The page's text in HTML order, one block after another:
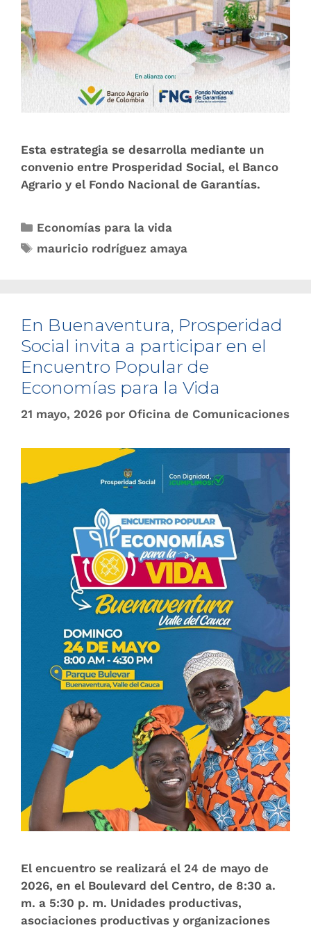
Esta estrategia se desarrolla mediante un
convenio entre Prosperidad Social, el Banco
Agrario y el Fondo Nacional de Garantías.
Economías para la vida
mauricio rodríguez amaya
En Buenaventura, Prosperidad
Social invita a participar en el
Encuentro Popular de
Economías para la Vida
21 mayo, 2026 por Oficina de Comunicaciones
El encuentro se realizará el 24 de mayo de
2026, en el Boulevard del Centro, de 8:30 a.
m. a 5:30 p. m. Unidades productivas,
asociaciones productivas y organizaciones